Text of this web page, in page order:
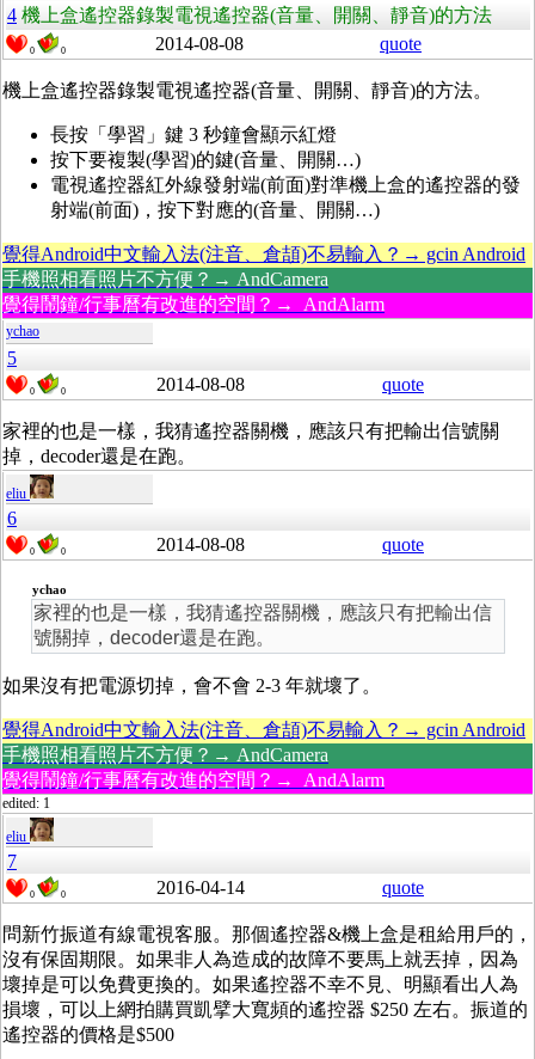
4 機上盒遙控器錄製電視遙控器(音量、開關、靜音)的方法
0 0 2014-08-08 quote
機上盒遙控器錄製電視遙控器(音量、開關、靜音)的方法。
長按「學習」鍵 3 秒鐘會顯示紅燈
按下要複製(學習)的鍵(音量、開關…)
電視遙控器紅外線發射端(前面)對準機上盒的遙控器的發
射端(前面)，按下對應的(音量、開關…)
覺得Android中文輸入法(注音、倉頡)不易輸入？→ gcin Android
手機照相看照片不方便？→ AndCamera
覺得鬧鐘/行事曆有改進的空間？→ AndAlarm
ychao
5
0 0 2014-08-08 quote
家裡的也是一樣，我猜遙控器關機，應該只有把輸出信號關
掉，decoder還是在跑。
eliu
6
0 0 2014-08-08 quote
ychao
家裡的也是一樣，我猜遙控器關機，應該只有把輸出信
號關掉，decoder還是在跑。
如果沒有把電源切掉，會不會 2-3 年就壞了。
覺得Android中文輸入法(注音、倉頡)不易輸入？→ gcin Android
手機照相看照片不方便？→ AndCamera
覺得鬧鐘/行事曆有改進的空間？→ AndAlarm
edited: 1
eliu
7
0 0 2016-04-14 quote
問新竹振道有線電視客服。那個遙控器&機上盒是租給用戶的，
沒有保固期限。如果非人為造成的故障不要馬上就丟掉，因為
壞掉是可以免費更換的。如果遙控器不幸不見、明顯看出人為
損壞，可以上網拍購買凱擘大寬頻的遙控器 $250 左右。振道的
遙控器的價格是$500